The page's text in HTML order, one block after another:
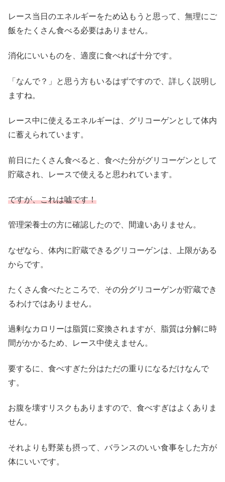
レース当日のエネルギーをため込もうと思って、無理にご
飯をたくさん食べる必要はありません。
消化にいいものを、適度に食べれば十分です。
「なんで？」と思う方もいるはずですので、詳しく説明し
ますね。
レース中に使えるエネルギーは、グリコーゲンとして体内
に蓄えられています。
前日にたくさん食べると、食べた分がグリコーゲンとして
貯蔵され、レースで使えると思われています。
ですが、これは嘘です！
管理栄養士の方に確認したので、間違いありません。
なぜなら、体内に貯蔵できるグリコーゲンは、上限がある
からです。
たくさん食べたところで、その分グリコーゲンが貯蔵でき
るわけではありません。
過剰なカロリーは脂質に変換されますが、脂質は分解に時
間がかかるため、レース中使えません。
要するに、食べすぎた分はただの重りになるだけなんで
す。
お腹を壊すリスクもありますので、食べすぎはよくありま
せん。
それよりも野菜も摂って、バランスのいい食事をした方が
体にいいです。